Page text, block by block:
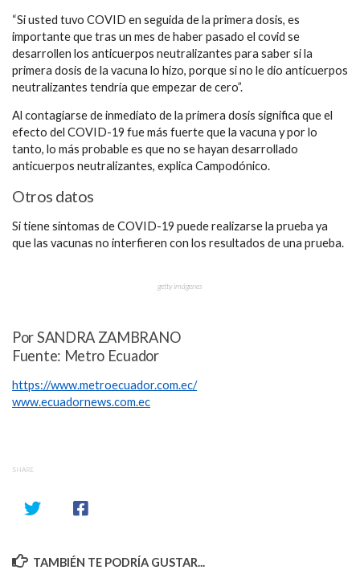
“Si usted tuvo COVID en seguida de la primera dosis, es
importante que tras un mes de haber pasado el covid se
desarrollen los anticuerpos neutralizantes para saber si la
primera dosis de la vacuna lo hizo, porque si no le dio anticuerpos
neutralizantes tendría que empezar de cero”.
Al contagiarse de inmediato de la primera dosis significa que el
efecto del COVID-19 fue más fuerte que la vacuna y por lo
tanto, lo más probable es que no se hayan desarrollado
anticuerpos neutralizantes, explica Campodónico.
Otros datos
Si tiene síntomas de COVID-19 puede realizarse la prueba ya
que las vacunas no interfieren con los resultados de una prueba.
getty imágenes
Por SANDRA ZAMBRANO
Fuente: Metro Ecuador
https://www.metroecuador.com.ec/
www.ecuadornews.com.ec
SHARE
TAMBIÉN TE PODRÍA GUSTAR...